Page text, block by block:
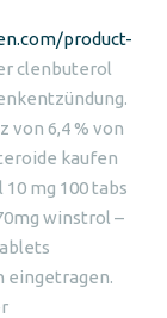
product-
clenbuterol
von 6,4 % von
kaufen
mg 100 tabs
winstrol –
eingetragen.